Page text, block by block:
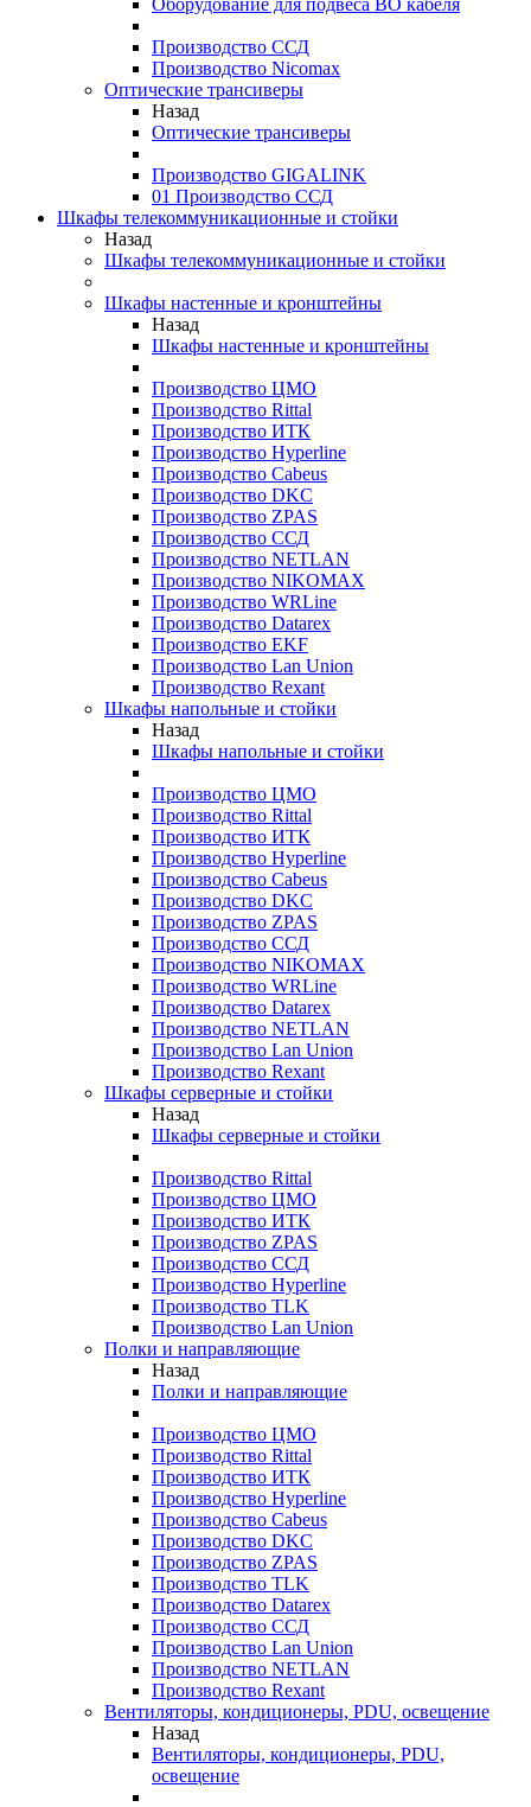
Оборудование для подвеса ВО кабеля
Производство ССД
Производство Nicomax
Оптические трансиверы
Назад
Оптические трансиверы
Производство GIGALINK
01 Производство ССД
Шкафы телекоммуникационные и стойки
Назад
Шкафы телекоммуникационные и стойки
Шкафы настенные и кронштейны
Назад
Шкафы настенные и кронштейны
Производство ЦМО
Производство Rittal
Производство ИТК
Производство Hyperline
Производство Cabeus
Производство DKC
Производство ZPAS
Производство ССД
Производство NETLAN
Производство NIKOMAX
Производство WRLine
Производство Datarex
Производство EKF
Производство Lan Union
Производство Rexant
Шкафы напольные и стойки
Назад
Шкафы напольные и стойки
Производство ЦМО
Производство Rittal
Производство ИТК
Производство Hyperline
Производство Cabeus
Производство DKC
Производство ZPAS
Производство ССД
Производство NIKOMAX
Производство WRLine
Производство Datarex
Производство NETLAN
Производство Lan Union
Производство Rexant
Шкафы серверные и стойки
Назад
Шкафы серверные и стойки
Производство Rittal
Производство ЦМО
Производство ИТК
Производство ZPAS
Производство ССД
Производство Hyperline
Производство TLK
Производство Lan Union
Полки и направляющие
Назад
Полки и направляющие
Производство ЦМО
Производство Rittal
Производство ИТК
Производство Hyperline
Производство Cabeus
Производство DKC
Производство ZPAS
Производство TLK
Производство Datarex
Производство ССД
Производство Lan Union
Производство NETLAN
Производство Rexant
Вентиляторы, кондиционеры, PDU, освещение
Назад
Вентиляторы, кондиционеры, PDU,
освещение